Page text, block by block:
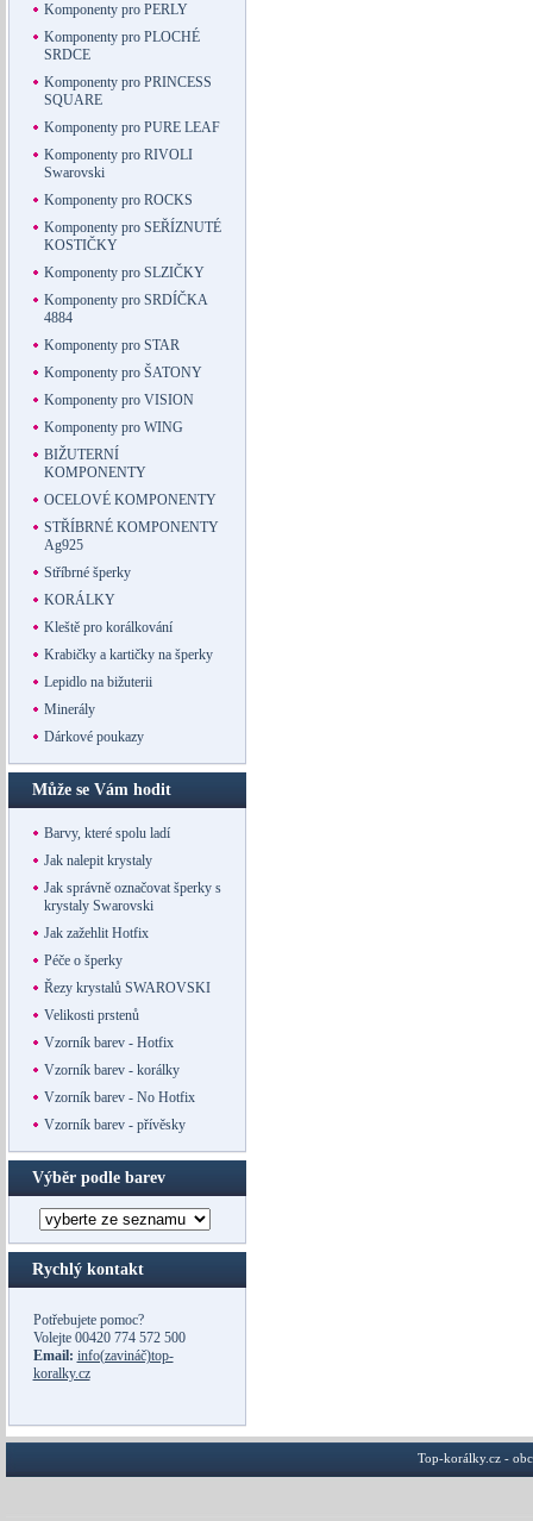
Komponenty pro PERLY
Komponenty pro PLOCHÉ
SRDCE
Komponenty pro PRINCESS
SQUARE
Komponenty pro PURE LEAF
Komponenty pro RIVOLI
Swarovski
Komponenty pro ROCKS
Komponenty pro SEŘÍZNUTÉ
KOSTIČKY
Komponenty pro SLZIČKY
Komponenty pro SRDÍČKA
4884
Komponenty pro STAR
Komponenty pro ŠATONY
Komponenty pro VISION
Komponenty pro WING
BIŽUTERNÍ
KOMPONENTY
OCELOVÉ KOMPONENTY
STŘÍBRNÉ KOMPONENTY
Ag925
Stříbrné šperky
KORÁLKY
Kleště pro korálkování
Krabičky a kartičky na šperky
Lepidlo na bižuterii
Minerály
Dárkové poukazy
Může se Vám hodit
Barvy, které spolu ladí
Jak nalepit krystaly
Jak správně označovat šperky s
krystaly Swarovski
Jak zažehlit Hotfix
Péče o šperky
Řezy krystalů SWAROVSKI
Velikosti prstenů
Vzorník barev - Hotfix
Vzorník barev - korálky
Vzorník barev - No Hotfix
Vzorník barev - přívěsky
Výběr podle barev
Rychlý kontakt
Potřebujete pomoc?
Volejte 00420 774 572 500
Email: info(zavináč)top-
koralky.cz
Top-korálky.cz -